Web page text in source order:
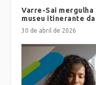
Varre-Sai mergulha
museu itinerante
30 de abril de 2026